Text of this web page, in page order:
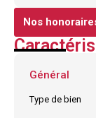
Nos
Général
Type de bien